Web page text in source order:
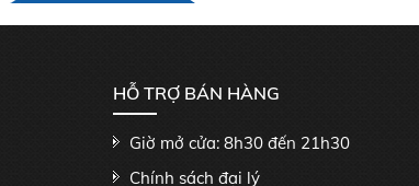
HỖ TRỢ BÁN HÀNG
Giờ mở cửa: 8h30 đến 21h30
Chính sách đại lý